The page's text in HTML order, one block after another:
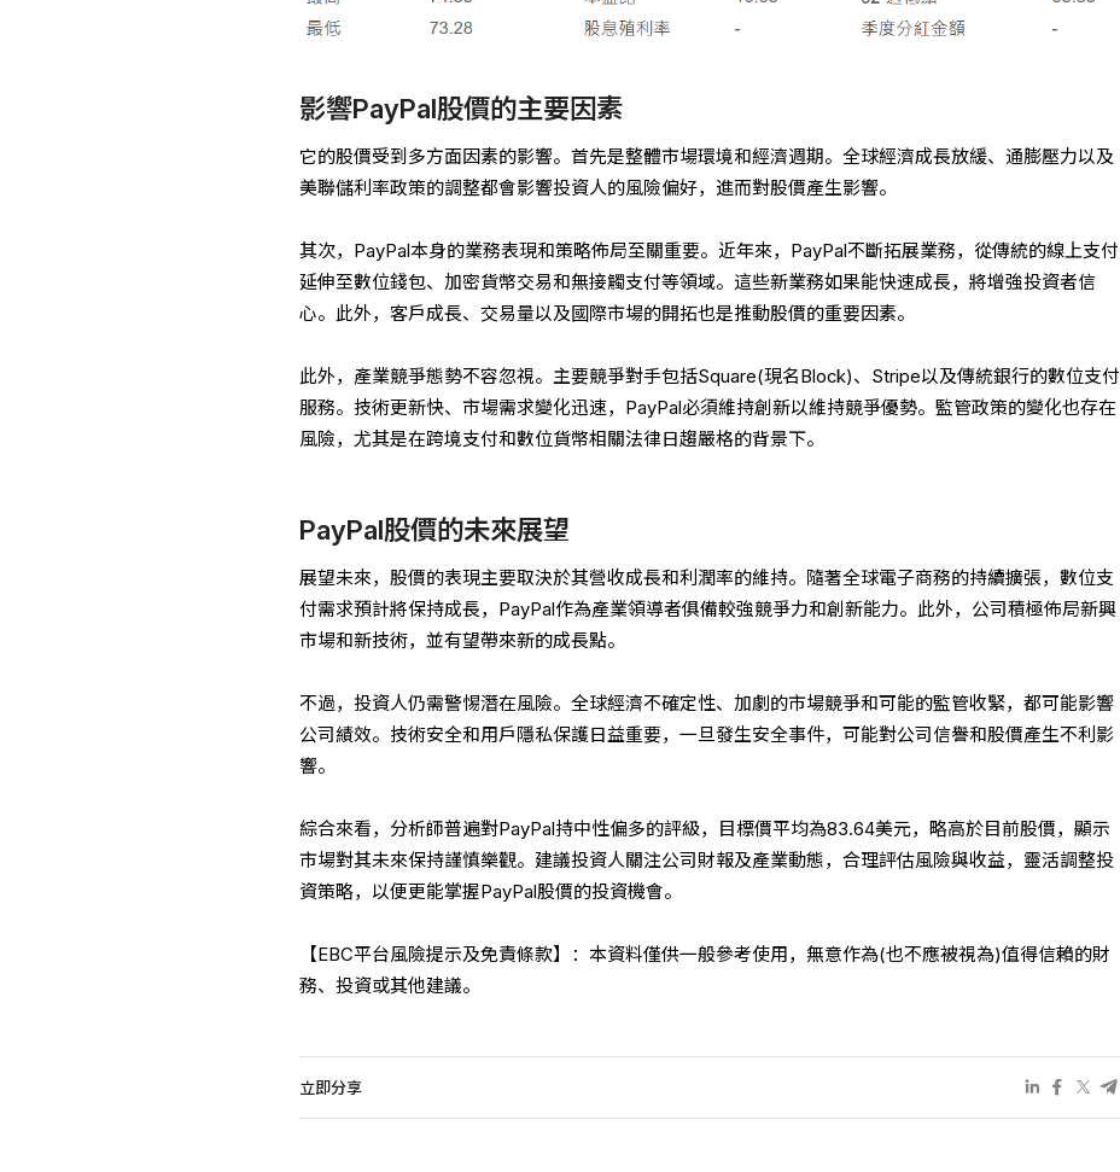
影響PayPal股價的主要因素
它的股價受到多方面因素的影響。首先是整體市場環境和經濟週期。全球經濟成長放緩、通膨壓力以及
美聯儲利率政策的調整都會影響投資人的風險偏好，進而對股價產生影響。
其次，PayPal本身的業務表現和策略佈局至關重要。近年來，PayPal不斷拓展業務，從傳統的線上支付
延伸至數位錢包、加密貨幣交易和無接觸支付等領域。這些新業務如果能快速成長，將增強投資者信
心。此外，客戶成長、交易量以及國際市場的開拓也是推動股價的重要因素。
此外，產業競爭態勢不容忽視。主要競爭對手包括Square(現名Block)、Stripe以及傳統銀行的數位支付
服務。技術更新快、市場需求變化迅速，PayPal必須維持創新以維持競爭優勢。監管政策的變化也存在
風險，尤其是在跨境支付和數位貨幣相關法律日趨嚴格的背景下。
PayPal股價的未來展望
展望未來，股價的表現主要取決於其營收成長和利潤率的維持。隨著全球電子商務的持續擴張，數位支
付需求預計將保持成長，PayPal作為產業領導者俱備較強競爭力和創新能力。此外，公司積極佈局新興
市場和新技術，並有望帶來新的成長點。
不過，投資人仍需警惕潛在風險。全球經濟不確定性、加劇的市場競爭和可能的監管收緊，都可能影響
公司績效。技術安全和用戶隱私保護日益重要，一旦發生安全事件，可能對公司信譽和股價產生不利影
響。
綜合來看，分析師普遍對PayPal持中性偏多的評級，目標價平均為83.64美元，略高於目前股價，顯示
市場對其未來保持謹慎樂觀。建議投資人關注公司財報及產業動態，合理評估風險與收益，靈活調整投
資策略，以便更能掌握PayPal股價的投資機會。
【EBC平台風險提示及免責條款】：本資料僅供一般參考使用，無意作為(也不應被視為)值得信賴的財
務、投資或其他建議。
立即分享